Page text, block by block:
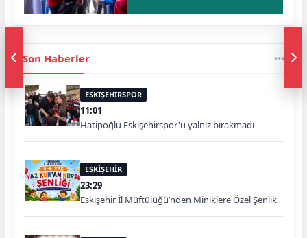
Son Haberler
ESKİŞEHİRSPOR
11:01
Hatipoğlu Eskişehirspor'u yalnız bırakmadı
ESKİŞEHİR
23:29
Eskişehir İl Müftülüğü’nden Miniklere Özel Şenlik